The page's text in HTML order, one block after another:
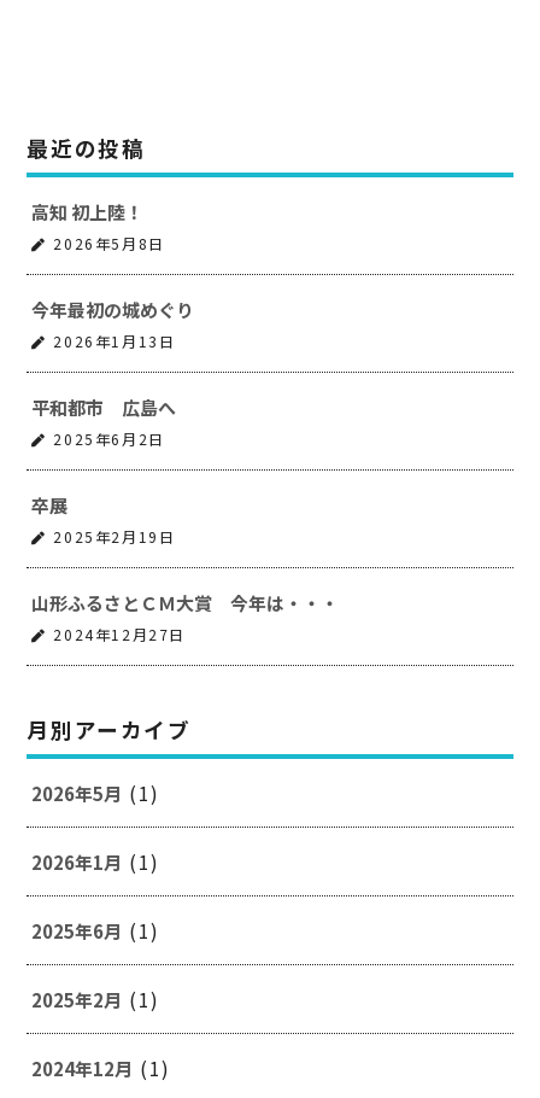
最近の投稿
高知 初上陸！
2026年5月8日
今年最初の城めぐり
2026年1月13日
平和都市 広島へ
2025年6月2日
卒展
2025年2月19日
山形ふるさとＣＭ大賞 今年は・・・
2024年12月27日
月別アーカイブ
2026年5月 (1)
2026年1月 (1)
2025年6月 (1)
2025年2月 (1)
2024年12月 (1)